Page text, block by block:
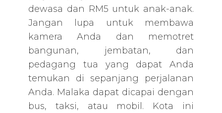
dewasa dan RM5 untuk anak-anak.
Jangan lupa untuk membawa
kamera Anda dan memotret
bangunan, jembatan, dan
pedagang tua yang dapat Anda
temukan di sepanjang perjalanan
Anda. Malaka dapat dicapai dengan
bus, taksi, atau mobil. Kota ini